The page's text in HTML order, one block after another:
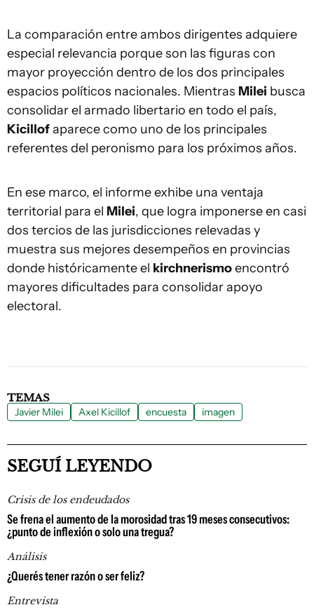
La comparación entre ambos dirigentes adquiere
especial relevancia porque son las figuras con
mayor proyección dentro de los dos principales
espacios políticos nacionales. Mientras Milei busca
consolidar el armado libertario en todo el país,
Kicillofaparece como uno de los principales
referentes del peronismo para los próximos años.
En ese marco, el informe exhibe una ventaja
territorial para el Milei, que logra imponerse en casi
dos tercios de las jurisdicciones relevadas y
muestra sus mejores desempeños en provincias
donde históricamente el kirchnerismoencontró
mayores dificultades para consolidar apoyo
electoral.
TEMAS
Javier Milei Axel Kicillof encuesta imagen
SEGUÍ LEYENDO
Crisis de los endeudados
Se frena el aumento de la morosidad tras 19 meses consecutivos:
¿punto de inflexión o solo una tregua?
Análisis
¿Querés tener razón o ser feliz?
Entrevista